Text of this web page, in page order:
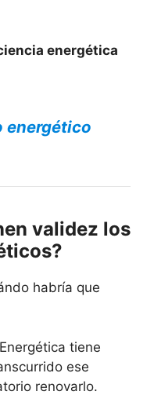
energética
energético
validez los
habría que
tiene
ese
renovarlo.